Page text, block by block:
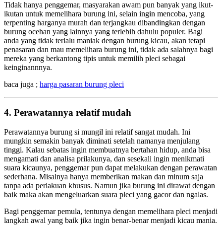
Tidak hanya penggemar, masyarakan awam pun banyak yang ikut-
ikutan untuk memelihara burung ini, selain ingin mencoba, yang
terpenting harganya murah dan terjangkau dibandingkan dengan
burung ocehan yang lainnya yang terlebih dahulu populer. Bagi
anda yang tidak terlalu maniak dengan burung kicau, akan tetapi
penasaran dan mau memelihara burung ini, tidak ada salahnya bagi
mereka yang berkantong tipis untuk memilih pleci sebagai
keinginannnya.
baca juga ; harga pasaran burung pleci
4. Perawatannya relatif mudah
Perawatannya burung si mungil ini relatif sangat mudah. Ini
mungkin semakin banyak diminati setelah namanya menjulang
tinggi. Kalau sebatas ingin membuatnya bertahan hidup, anda bisa
mengamati dan analisa prilakunya, dan sesekali ingin menikmati
suara kicaunya, penggemar pun dapat melakukan dengan perawatan
sederhana. Misalnya hanya memberikan makan dan minum saja
tanpa ada perlakuan khusus. Namun jika burung ini dirawat dengan
baik maka akan mengeluarkan suara pleci yang gacor dan ngalas.
Bagi penggemar pemula, tentunya dengan memelihara pleci menjadi
langkah awal yang baik jika ingin benar-benar menjadi kicau mania.